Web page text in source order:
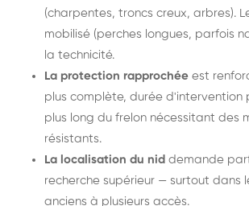
(charpentes, troncs creux, arbres).
mobilisé (perches longues, parfois
la technicité.
La protection rapprochée est
plus complète, durée d'intervention
plus long du frelon nécessitant des
résistants.
La localisation du nid demande
recherche supérieur — surtout dans
anciens à plusieurs accès.